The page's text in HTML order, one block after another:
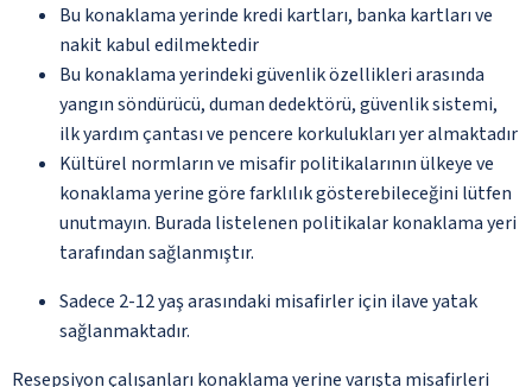
Bu konaklama yerinde kredi kartları, banka kartları ve
nakit kabul edilmektedir
Bu konaklama yerindeki güvenlik özellikleri arasında
yangın söndürücü, duman dedektörü, güvenlik sistemi,
ilk yardım çantası ve pencere korkulukları yer almaktadır
Kültürel normların ve misafir politikalarının ülkeye ve
konaklama yerine göre farklılık gösterebileceğini lütfen
unutmayın. Burada listelenen politikalar konaklama yeri
tarafından sağlanmıştır.
Sadece 2-12 yaş arasındaki misafirler için ilave yatak
sağlanmaktadır.
Resepsiyon çalışanları konaklama yerine varışta misafirleri